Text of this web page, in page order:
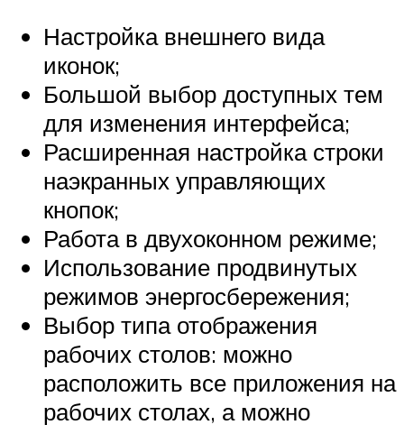
Настройка внешнего вида
иконок;
Большой выбор доступных тем
для изменения интерфейса;
Расширенная настройка строки
наэкранных управляющих
кнопок;
Работа в двухоконном режиме;
Использование продвинутых
режимов энергосбережения;
Выбор типа отображения
рабочих столов: можно
расположить все приложения на
рабочих столах, а можно